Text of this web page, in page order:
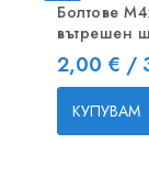
Болтове
вътрешен
Цена
2,00 € /
КУПУВАМ